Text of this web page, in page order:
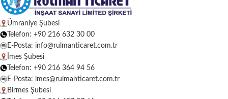
Ümraniye Şubesi
Telefon: +90 216 632 30 00
E-Posta: info@rulmanticaret.com.tr
İmes Şubesi
Telefon: +90 216 364 94 56
E-Posta: imes@rulmanticaret.com.tr
Birmes Şubesi